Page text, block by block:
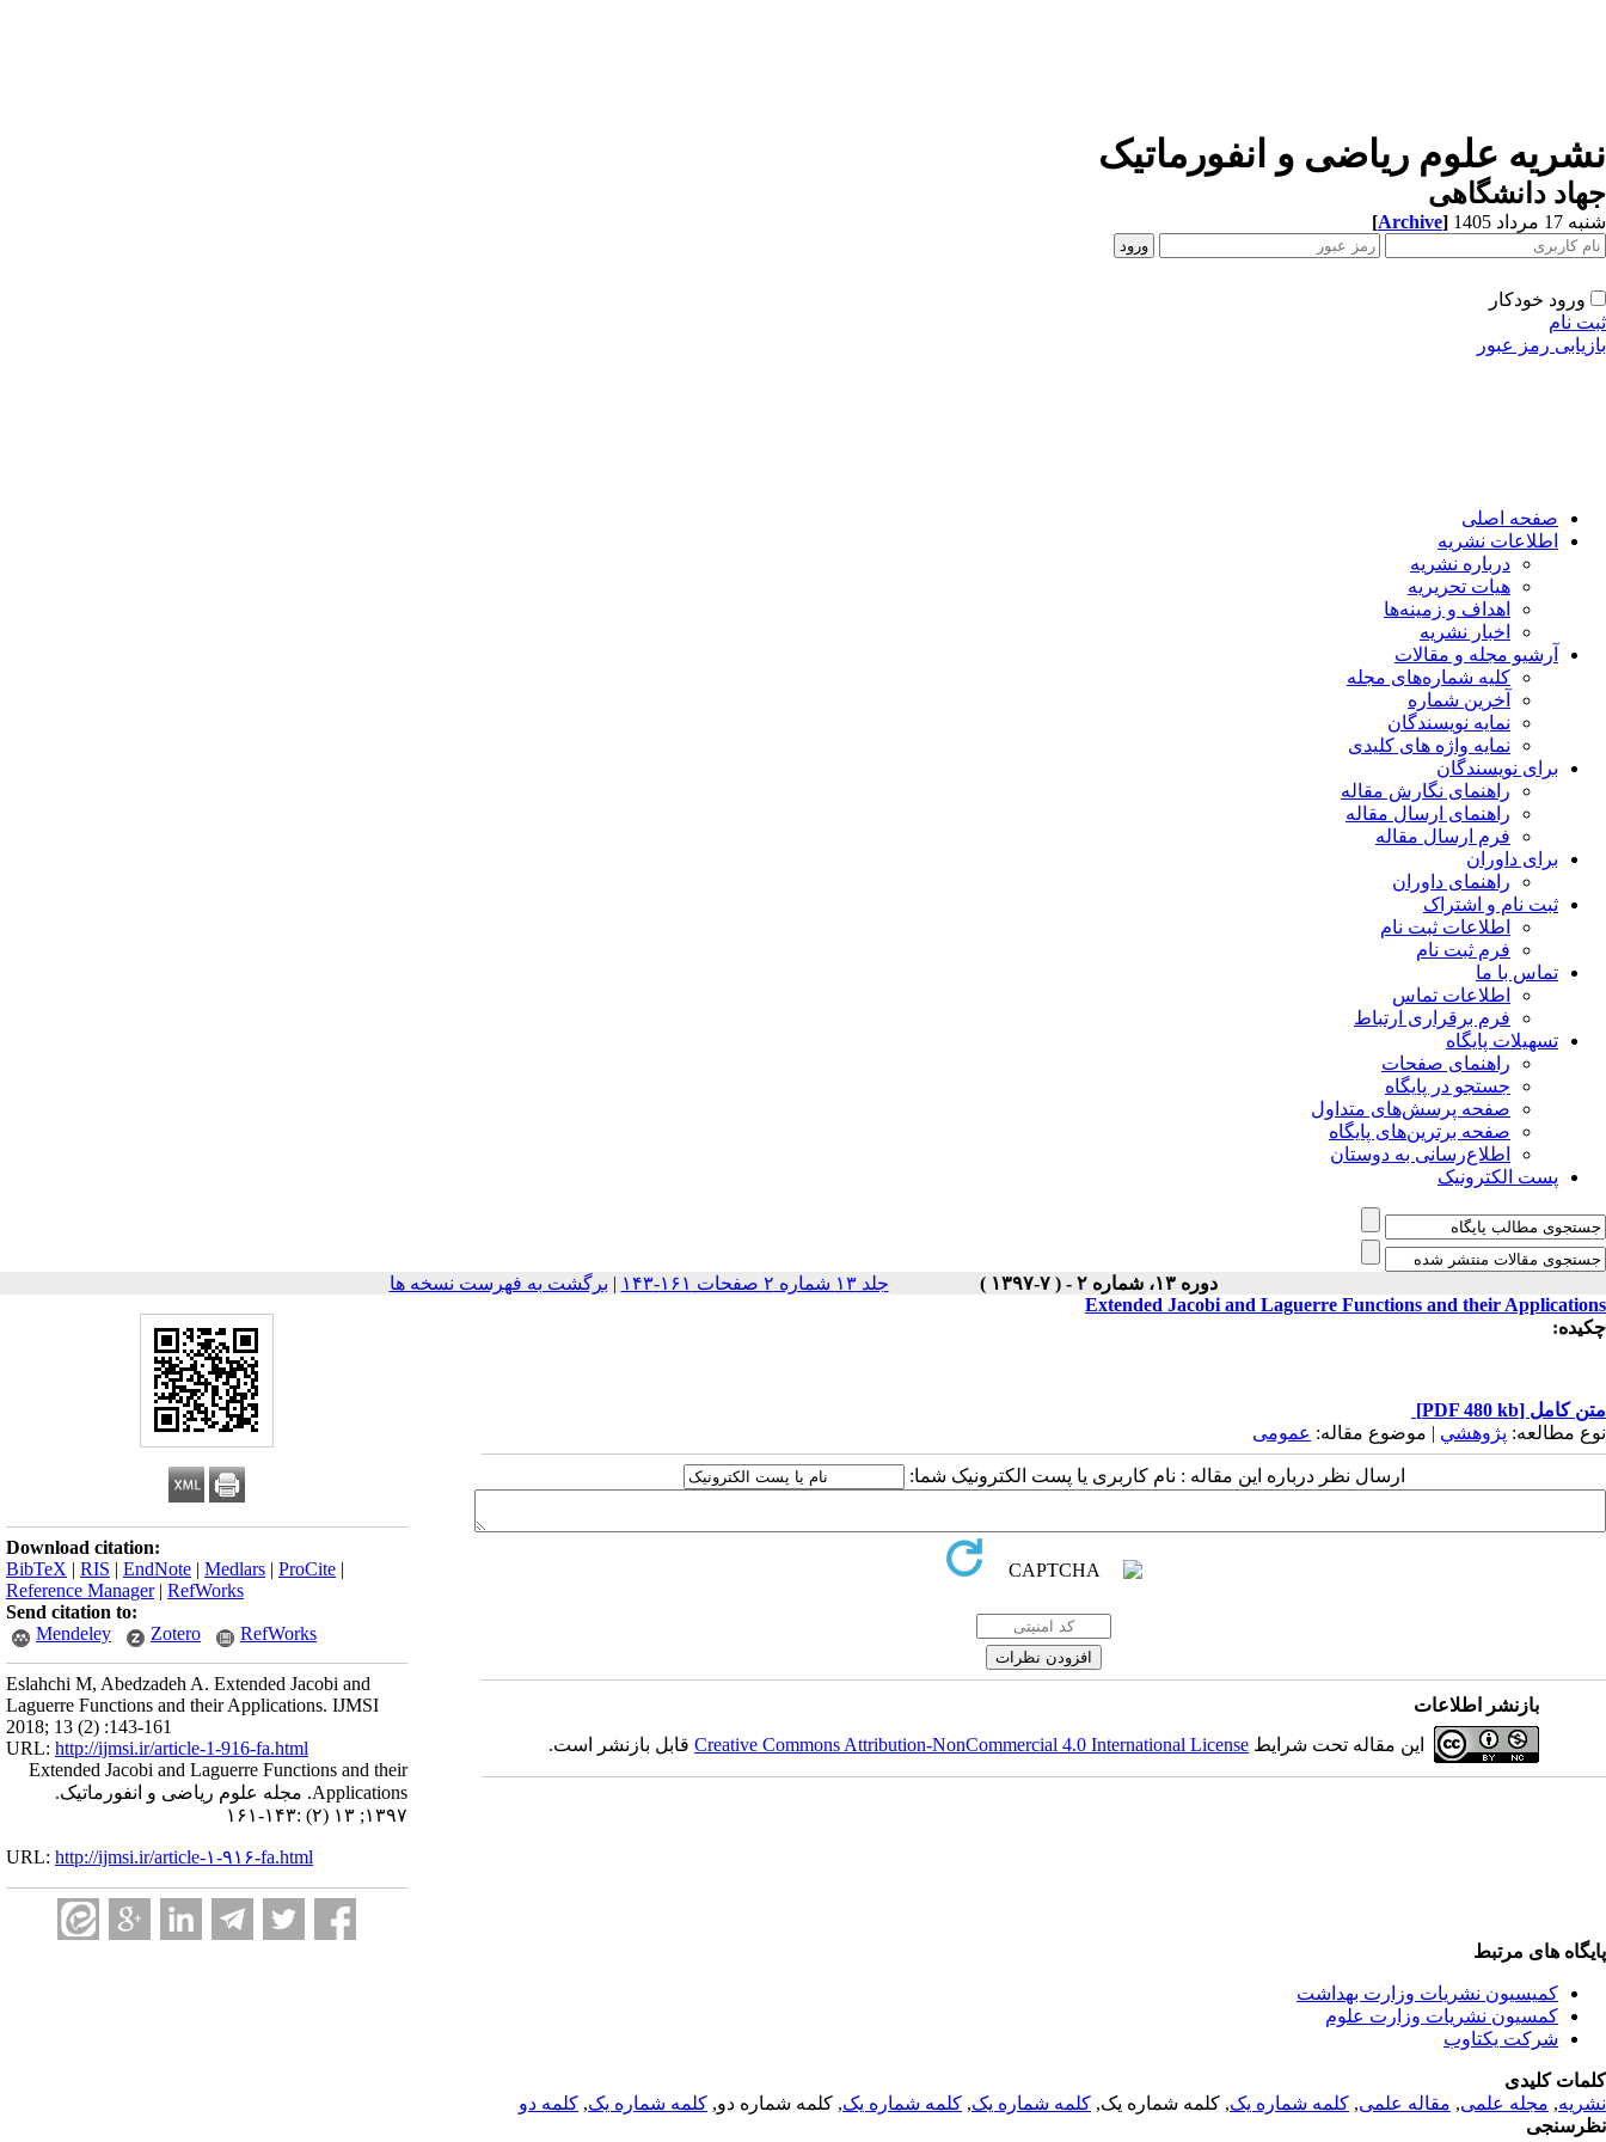
نشریه علوم ریاضی و انفورماتیک
جهاد دانشگاهی
شنبه 17 مرداد 1405 [Archive]
ورود خودکار
ثبت نام
بازیابی رمز عبور
صفحه اصلی
اطلاعات نشریه
درباره نشریه
هیات تحریریه
اهداف و زمینه‌ها
اخبار نشریه
آرشیو مجله و مقالات
کلیه شماره‌های مجله
آخرین شماره
نمایه نویسندگان
نمایه واژه های کلیدی
برای نویسندگان
راهنمای نگارش مقاله
راهنمای ارسال مقاله
فرم ارسال مقاله
برای داوران
راهنمای داوران
ثبت نام و اشتراک
اطلاعات ثبت نام
فرم ثبت نام
تماس با ما
اطلاعات تماس
فرم برقراری ارتباط
تسهیلات پایگاه
راهنمای صفحات
جستجو در پایگاه
صفحه پرسش‌های متداول
صفحه برترین‌های پایگاه
اطلاع‌رسانی به دوستان
پست الکترونیک
دوره ۱۳، شماره ۲ - ( ۷-۱۳۹۷ ) جلد ۱۳ شماره ۲ صفحات ۱۶۱-۱۴۳ | برگشت به فهرست نسخه ها
Download citation:
BibTeX | RIS | EndNote | Medlars | ProCite |
Reference Manager| RefWorks
Send citation to:
Mendeley
Zotero RefWorks
Eslahchi M, Abedzadeh A. Extended Jacobi and
Laguerre Functions and their Applications. IJMSI
2018; 13 (2) :143-161
URL: http://ijmsi.ir/article-1-916-fa.html
Extended Jacobi and Laguerre Functions and their
Applications. مجله علوم ریاضی و انفورماتیک.
۱۳۹۷; ۱۳ (۲) :۱۴۳-۱۶۱
URL: http://ijmsi.ir/article-۱-۹۱۶-fa.html
Extended Jacobi and Laguerre Functions and their Applications
چکیده:
متن کامل [PDF 480 kb]
نوع مطالعه: پژوهشي | موضوع مقاله: عمومى
ارسال نظر درباره این مقاله : نام کاربری یا پست الکترونیک شما:
بازنشر اطلاعات
این مقاله تحت شرایط Creative Commons Attribution-NonCommercial 4.0 International Licenseقابل بازنشر است.
پایگاه های مرتبط
کمیسیون نشریات وزارت بهداشت
کمسیون نشریات وزارت علوم
شرکت یکتاوب
کلمات کلیدی
نشریه, مجله علمی, مقاله علمی, کلمه شماره یک, کلمه شماره یک, کلمه شماره یک, کلمه شماره یک, کلمه شماره دو, کلمه شماره یک, کلمه دو
نظرسنجی